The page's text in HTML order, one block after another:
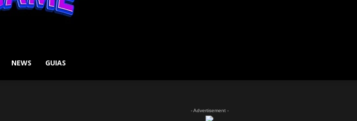
NEWS GUIAS
- Advertisement -